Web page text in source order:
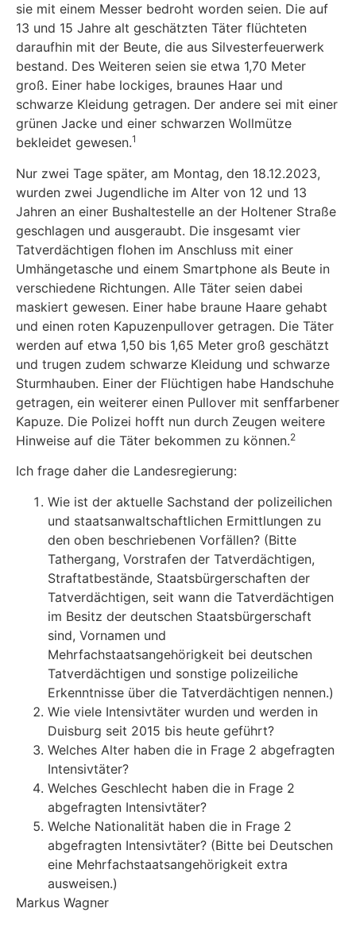
sie mit einem Messer bedroht worden seien. Die auf
13 und 15 Jahre alt geschätzten Täter flüchteten
daraufhin mit der Beute, die aus Silvesterfeuerwerk
bestand. Des Weiteren seien sie etwa 1,70 Meter
groß. Einer habe lockiges, braunes Haar und
schwarze Kleidung getragen. Der andere sei mit einer
grünen Jacke und einer schwarzen Wollmütze
bekleidet gewesen.1
Nur zwei Tage später, am Montag, den 18.12.2023,
wurden zwei Jugendliche im Alter von 12 und 13
Jahren an einer Bushaltestelle an der Holtener Straße
geschlagen und ausgeraubt. Die insgesamt vier
Tatverdächtigen flohen im Anschluss mit einer
Umhängetasche und einem Smartphone als Beute in
verschiedene Richtungen. Alle Täter seien dabei
maskiert gewesen. Einer habe braune Haare gehabt
und einen roten Kapuzenpullover getragen. Die Täter
werden auf etwa 1,50 bis 1,65 Meter groß geschätzt
und trugen zudem schwarze Kleidung und schwarze
Sturmhauben. Einer der Flüchtigen habe Handschuhe
getragen, ein weiterer einen Pullover mit senffarbener
Kapuze. Die Polizei hofft nun durch Zeugen weitere
Hinweise auf die Täter bekommen zu können.2
Ich frage daher die Landesregierung:
Wie ist der aktuelle Sachstand der polizeilichen
und staatsanwaltschaftlichen Ermittlungen zu
den oben beschriebenen Vorfällen? (Bitte
Tathergang, Vorstrafen der Tatverdächtigen,
Straftatbestände, Staatsbürgerschaften der
Tatverdächtigen, seit wann die Tatverdächtigen
im Besitz der deutschen Staatsbürgerschaft
sind, Vornamen und
Mehrfachstaatsangehörigkeit bei deutschen
Tatverdächtigen und sonstige polizeiliche
Erkenntnisse über die Tatverdächtigen nennen.)
Wie viele Intensivtäter wurden und werden in
Duisburg seit 2015 bis heute geführt?
Welches Alter haben die in Frage 2 abgefragten
Intensivtäter?
Welches Geschlecht haben die in Frage 2
abgefragten Intensivtäter?
Welche Nationalität haben die in Frage 2
abgefragten Intensivtäter? (Bitte bei Deutschen
eine Mehrfachstaatsangehörigkeit extra
ausweisen.)
Markus Wagner